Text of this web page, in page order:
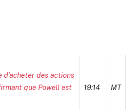
d’acheter des actions
que Powell est
19:14 MT